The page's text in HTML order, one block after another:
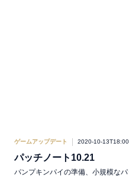
ゲームアップデート 2020-10-
パッチノート10.21
パンプキンパイの準備、小規模な